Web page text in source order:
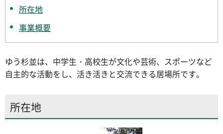
所在地
事業概要
ゆう杉並は、中学生・高校生が文化や芸術、スポーツなど
自主的な活動をし、活き活きと交流できる居場所です。
所在地